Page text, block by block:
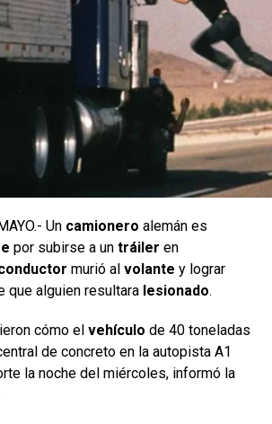
Un camionero alemán es
por subirse a un tráiler en
murió al volante y lograr
que alguien resultara lesionado.
cómo el vehículo de 40 toneladas
de concreto en la autopista A1
la noche del miércoles, informó la